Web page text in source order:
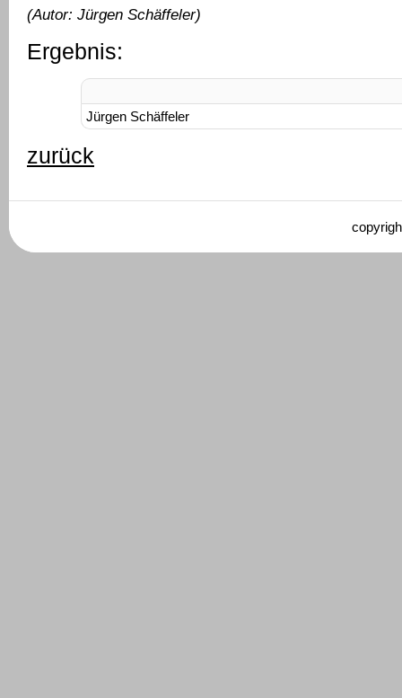
(Autor: Jürgen Schäffeler)
Ergebnis:
Jürgen Schäffeler
zurück